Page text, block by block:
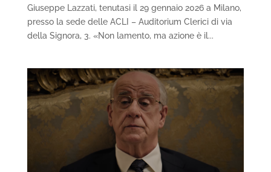
Giuseppe Lazzati, tenutasi il 29 gennaio 2026 a Milano,
presso la sede delle ACLI – Auditorium Clerici di via
della Signora, 3. «Non lamento, ma azione è il...